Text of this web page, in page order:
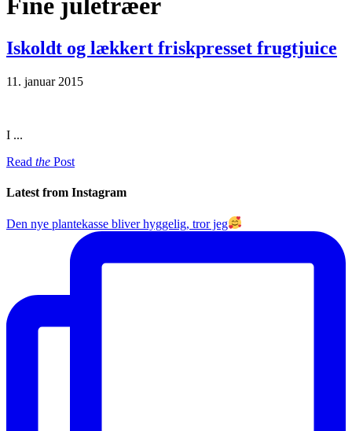
Fine juletræer
Iskoldt og lækkert friskpresset frugtjuice
11. januar 2015
I ...
Read the Post
Latest from Instagram
Den nye plantekasse bliver hyggelig, tror jeg